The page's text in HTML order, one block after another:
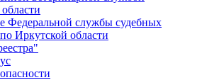
Федеральной службы судебных
Иркутской области